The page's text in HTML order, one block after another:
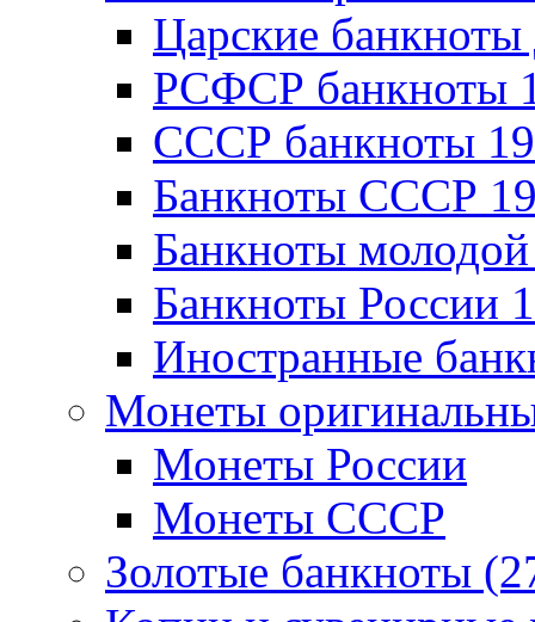
Царские банкноты
РСФСР банкноты
CССР банкноты
Банкноты CCCР
Банкноты
Банкноты России
Иностранные
Монеты
Монеты России
Монеты СССР
Золотые банкноты